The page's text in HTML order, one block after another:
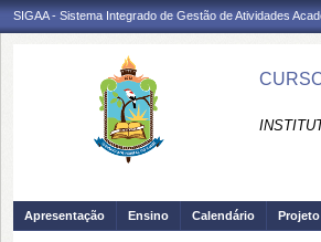
SIGAA - Sistema Integrado de Gestão de Atividades
Apresentação Ensino Calendário